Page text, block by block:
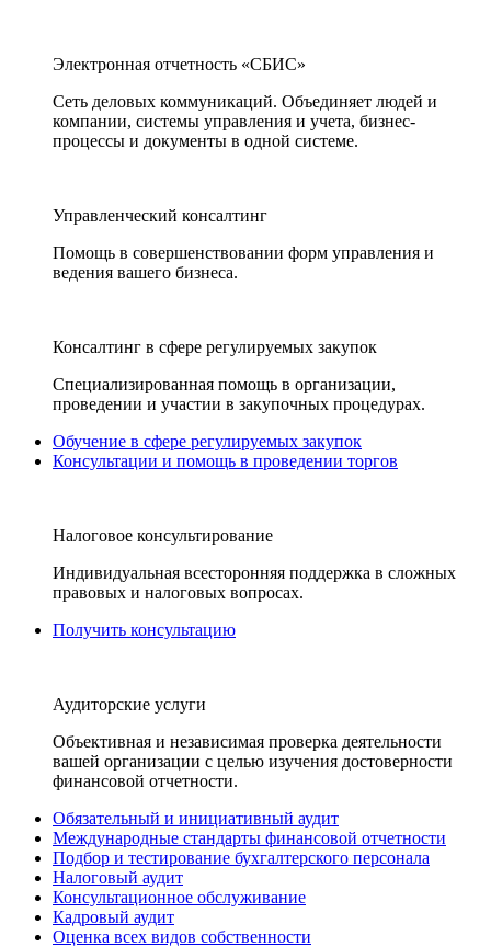
Электронная отчетность «СБИС»
Сеть деловых коммуникаций. Объединяет людей и
компании, системы управления и учета, бизнес-
процессы и документы в одной системе.
Управленческий консалтинг
Помощь в совершенствовании форм управления и
ведения вашего бизнеса.
Консалтинг в сфере регулируемых закупок
Специализированная помощь в организации,
проведении и участии в закупочных процедурах.
Обучение в сфере регулируемых закупок
Консультации и помощь в проведении торгов
Налоговое консультирование
Индивидуальная всесторонняя поддержка в сложных
правовых и налоговых вопросах.
Получить консультацию
Аудиторские услуги
Объективная и независимая проверка деятельности
вашей организации с целью изучения достоверности
финансовой отчетности.
Обязательный и инициативный аудит
Международные стандарты финансовой отчетности
Подбор и тестирование бухгалтерского персонала
Налоговый аудит
Консультационное обслуживание
Кадровый аудит
Оценка всех видов собственности